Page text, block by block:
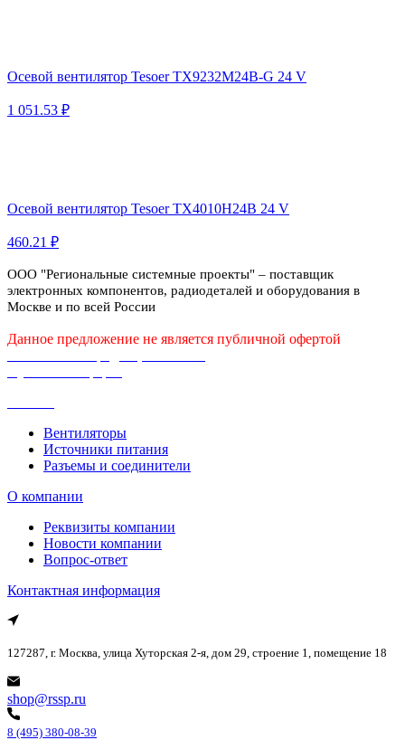
Осевой вентилятор Tesoer TX9232M24B-G 24 V
1 051.53 ₽
Осевой вентилятор Tesoer TX4010H24B 24 V
460.21 ₽
ООО "Региональные системные проекты" – поставщик
электронных компонентов, радиодеталей и оборудования в
Москве и по всей России
Данное предложение не является публичной офертой
Вентиляторы
Источники питания
Разъемы и соединители
О компании
Реквизиты компании
Новости компании
Вопрос-ответ
Контактная информация
127287, г. Москва, улица Хуторская 2-я, дом 29, строение 1, помещение 18
shop@rssp.ru
8 (495) 380-08-39